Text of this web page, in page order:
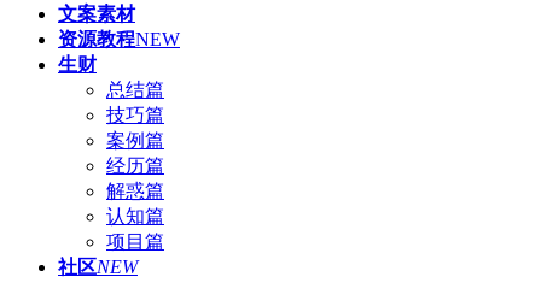
文案素材
资源教程NEW
生财
总结篇
技巧篇
案例篇
经历篇
解惑篇
认知篇
项目篇
社区NEW